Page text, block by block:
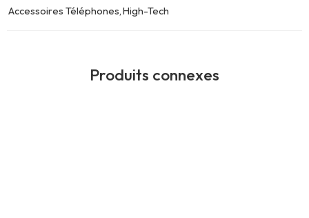
Accessoires Téléphones,High-Tech
Produits connexes